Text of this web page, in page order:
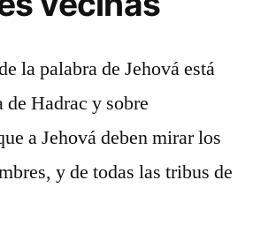
la palabra de Jehová está
Hadrac y sobre
a Jehová deben mirar los
y de todas las tribus de